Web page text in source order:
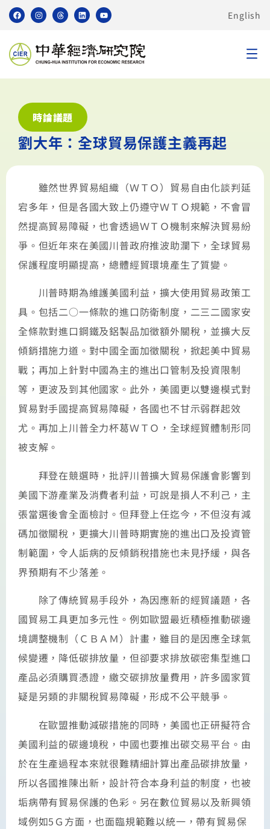
English
時論議題
劉大年：全球貿易保護主義再起
雖然世界貿易組織（ＷＴＯ）貿易自由化談判延
宕多年，但是各國大致上仍遵守ＷＴＯ規範，不會冒
然提高貿易障礙，也會透過ＷＴＯ機制來解決貿易紛
爭。但近年來在美國川普政府推波助瀾下，全球貿易
保護程度明顯提高，總體經貿環境產生了質變。
川普時期為維護美國利益，擴大使用貿易政策工
具。包括二○一條款的進口防衛制度，二三二國家安
全條款對進口鋼鐵及鋁製品加徵額外關稅，並擴大反
傾銷措施力道。對中國全面加徵關稅，掀起美中貿易
戰；再加上針對中國為主的進出口管制及投資限制
等，更波及到其他國家。此外，美國更以雙邊模式對
貿易對手國提高貿易障礙，各國也不甘示弱群起效
尤。再加上川普全力杯葛ＷＴＯ，全球經貿體制形同
被支解。
拜登在競選時，批評川普擴大貿易保護會影響到
美國下游產業及消費者利益，可說是損人不利己，主
張當選後會全面檢討。但拜登上任迄今，不但沒有減
碼加徵關稅，更擴大川普時期實施的進出口及投資管
制範圍，令人詬病的反傾銷稅措施也未見抒緩，與各
界預期有不少落差。
除了傳統貿易手段外，為因應新的經貿議題，各
國貿易工具更加多元性。例如歐盟最近積極推動碳邊
境調整機制（ＣＢＡＭ）計畫，雖目的是因應全球氣
候變遷，降低碳排放量，但卻要求排放碳密集型進口
產品必須購買憑證，繳交碳排放量費用，許多國家質
疑是另類的非關稅貿易障礙，形成不公平競爭。
在歐盟推動減碳措施的同時，美國也正研擬符合
美國利益的碳邊境稅，中國也要推出碳交易平台。由
於在生產過程本來就很難精細計算出產品碳排放量，
所以各國推陳出新，設計符合本身利益的制度，也被
垢病帶有貿易保護的色彩。另在數位貿易以及新興領
域例如5Ｇ方面，也面臨規範難以統一，帶有貿易保